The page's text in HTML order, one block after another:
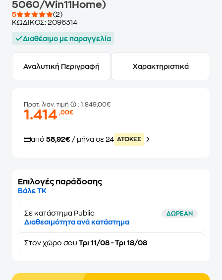
5060/Win11Home)
5
(2)
ΚΩΔΙΚΟΣ: 2096314
Διαθέσιμο με παραγγελία
Αναλυτική Περιγραφή Χαρακτηριστικά
Προτ. λιαν. τιμή : 1.849,00€
1.414,00€
από 58,92€ / μήνα σε 24 ATOKEΣ
Επιλογές παράδοσης
Βάλε ΤΚ
Σε κατάστημα Public ΔΩΡΕΑΝ
Διαθεσιμότητα ανά κατάστημα
Στον χώρο σου Τρι 11/08 - Τρι 18/08